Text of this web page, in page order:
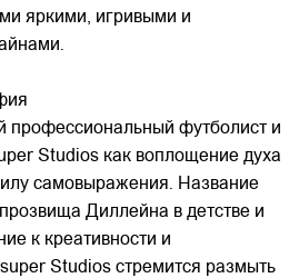
яркими, игривыми и
футболист и
Studios как воплощение духа
самовыражения. Название
Диллейна в детстве и
к креативности и
Studios стремится размыть